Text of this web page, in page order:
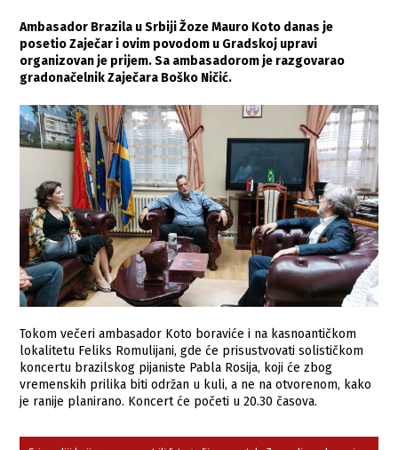
Ambasador Brazila u Srbiji Žoze Mauro Koto danas je
posetio Zaječar i ovim povodom u Gradskoj upravi
organizovan je prijem. Sa ambasadorom je razgovarao
gradonačelnik Zaječara Boško Ničić.
Tokom večeri ambasador Koto boraviće i na kasnoantičkom
lokalitetu Feliks Romulijani, gde će prisustvovati solističkom
koncertu brazilskog pijaniste Pabla Rosija, koji će zbog
vremenskih prilika biti održan u kuli, a ne na otvorenom, kako
je ranije planirano. Koncert će početi u 20.30 časova.